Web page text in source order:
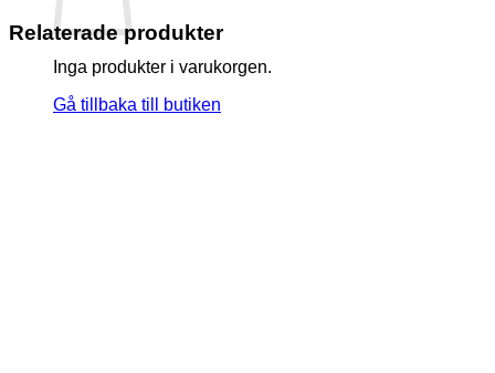
Inga produkter i varukorgen.
Gå tillbaka till butiken
Relaterade produkter